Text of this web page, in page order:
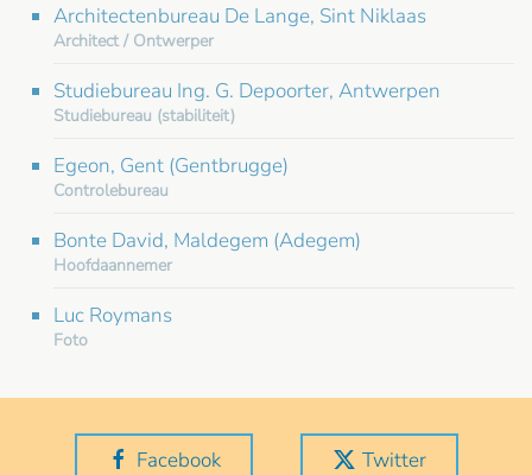
Architectenbureau De Lange, Sint Niklaas
Architect / Ontwerper
Studiebureau Ing. G. Depoorter, Antwerpen
Studiebureau (stabiliteit)
Egeon, Gent (Gentbrugge)
Controlebureau
Bonte David, Maldegem (Adegem)
Hoofdaannemer
Luc Roymans
Foto
Facebook Twitter